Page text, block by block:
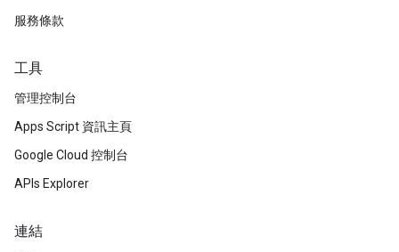
服務條款
工具
管理控制台
Apps Script 資訊主頁
Google Cloud 控制台
APIs Explorer
連結